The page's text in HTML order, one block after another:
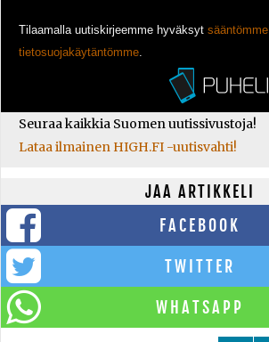
Tilaamalla uutiskirjeemme hyväksyt sääntömme
tietosuojakäytäntömme
Seuraa kaikkia Suomen uutissivustoja!
Lataa ilmainen HIGH.FI -uutisvahti!
JAA ARTIKKELI
FACEBOOK
TWITTER
WHATSAPP